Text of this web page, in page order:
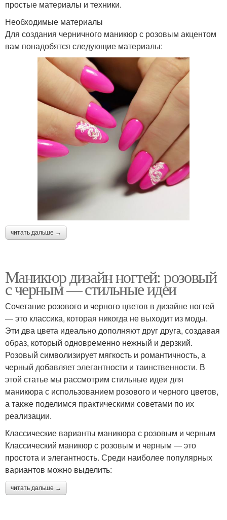
простые материалы и техники.
Необходимые материалы
Для создания черничного маникюр с розовым акцентом
вам понадобятся следующие материалы:
читать дальше →
Маникюр дизайн ногтей: розовый
с черным — стильные идеи
Сочетание розового и черного цветов в дизайне ногтей
— это классика, которая никогда не выходит из моды.
Эти два цвета идеально дополняют друг друга, создавая
образ, который одновременно нежный и дерзкий.
Розовый символизирует мягкость и романтичность, а
черный добавляет элегантности и таинственности. В
этой статье мы рассмотрим стильные идеи для
маникюра с использованием розового и черного цветов,
а также поделимся практическими советами по их
реализации.
Классические варианты маникюра с розовым и черным
Классический маникюр с розовым и черным — это
простота и элегантность. Среди наиболее популярных
вариантов можно выделить:
читать дальше →